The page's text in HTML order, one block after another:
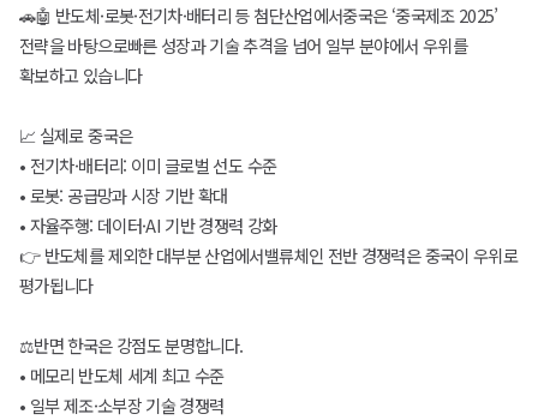
🚗🤖 반도체·로봇·전기차·배터리 등 첨단산업에서중국은 ‘중국제조 2025’
전략을 바탕으로빠른 성장과 기술 추격을 넘어 일부 분야에서 우위를
확보하고 있습니다
📈 실제로 중국은
• 전기차·배터리: 이미 글로벌 선도 수준
• 로봇: 공급망과 시장 기반 확대
• 자율주행: 데이터·AI 기반 경쟁력 강화
👉 반도체를 제외한 대부분 산업에서밸류체인 전반 경쟁력은 중국이 우위로
평가됩니다
⚖반면 한국은 강점도 분명합니다.
• 메모리 반도체 세계 최고 수준
• 일부 제조·소부장 기술 경쟁력